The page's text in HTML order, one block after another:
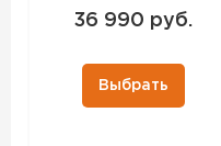
36 990 руб.
Выбрать